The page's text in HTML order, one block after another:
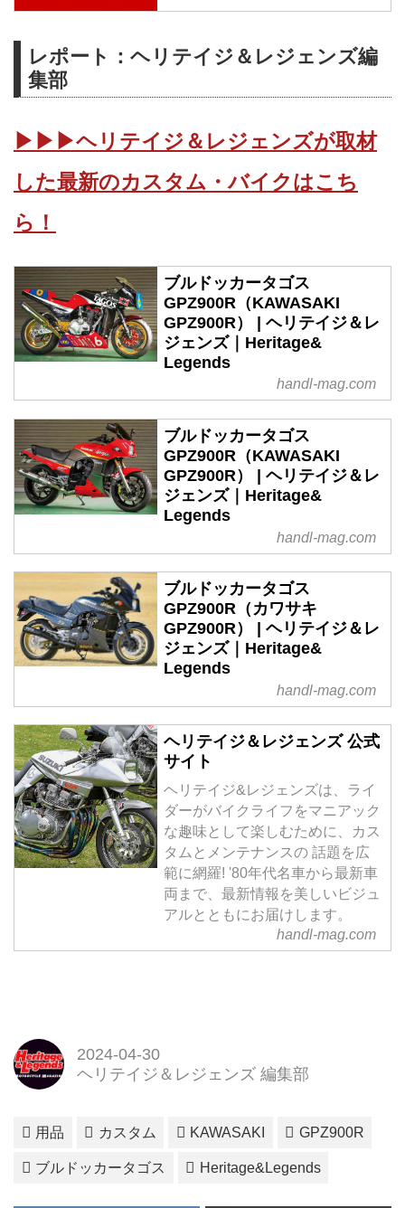
レポート：ヘリテイジ＆レジェンズ編
集部
▶▶▶ヘリテイジ＆レジェンズが取材
した最新のカスタム・バイクはこち
ら！
ブルドッカータゴス
GPZ900R（KAWASAKI
GPZ900R） | ヘリテイジ＆レ
ジェンズ｜Heritage&
Legends
handl-mag.com
ブルドッカータゴス
GPZ900R（KAWASAKI
GPZ900R） | ヘリテイジ＆レ
ジェンズ｜Heritage&
Legends
handl-mag.com
ブルドッカータゴス
GPZ900R（カワサキ
GPZ900R） | ヘリテイジ＆レ
ジェンズ｜Heritage&
Legends
handl-mag.com
ヘリテイジ＆レジェンズ 公式
サイト
ヘリテイジ&レジェンズは、ライ
ダーがバイクライフをマニアック
な趣味として楽しむために、カス
タムとメンテナンスの 話題を広
範に網羅! '80年代名車から最新車
両まで、最新情報を美しいビジュ
アルとともにお届けします。
handl-mag.com
2024-04-30
ヘリテイジ＆レジェンズ 編集部
用品 カスタム KAWASAKI GPZ900R
ブルドッカータゴス Heritage&Legends